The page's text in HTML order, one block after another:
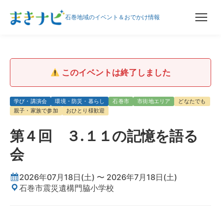
石巻地域のイベント＆おでかけ情報
このイベントは終了しました
学び・講演会 環境・防災・暮らし 石巻市 市街地エリア
どなたでも
親子・家族で参加
おひとり様歓迎
第４回 ３.１１の記憶を語る
会
2026年07月18日(土) 〜 2026年7月18日(土)
石巻市震災遺構門脇小学校